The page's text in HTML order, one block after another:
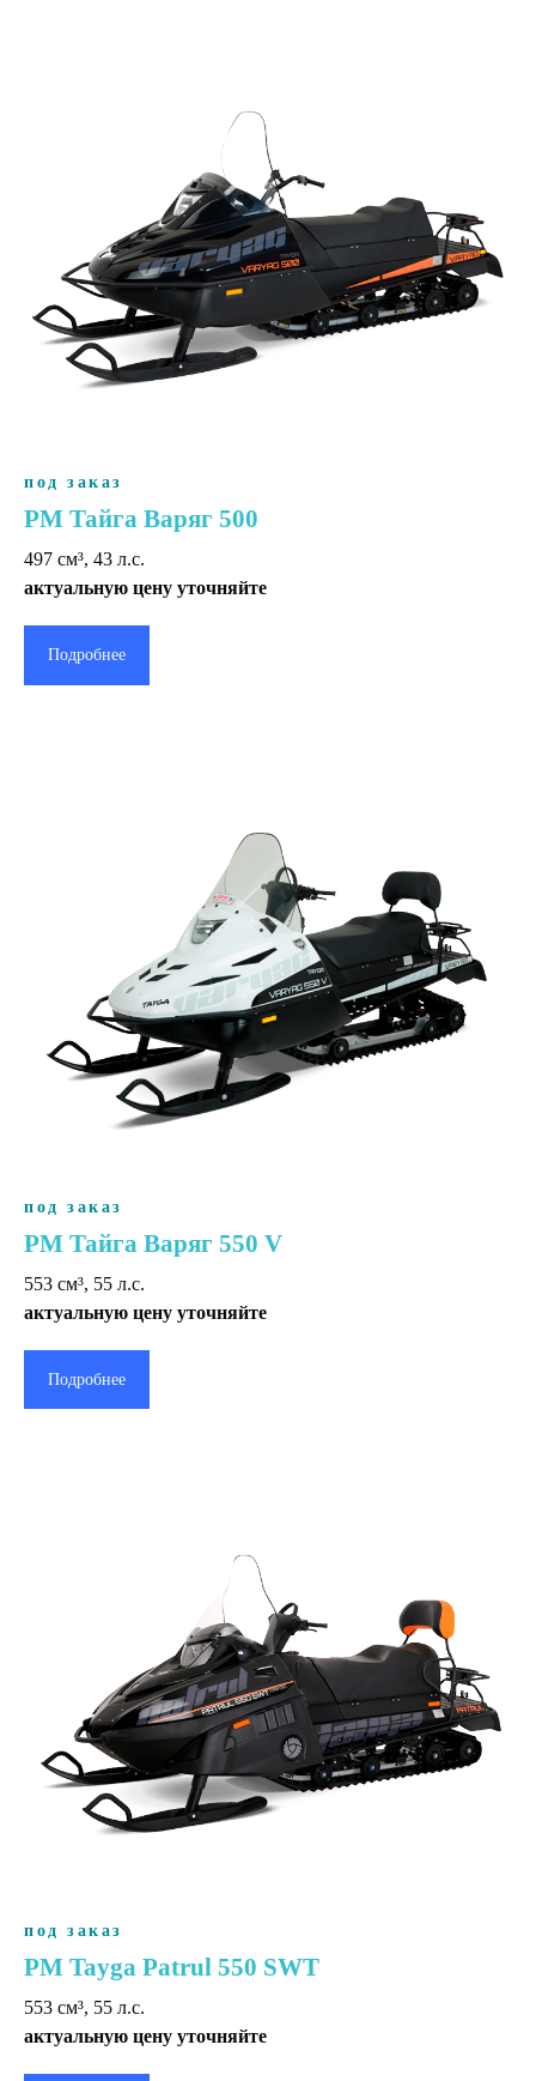
под заказ
РМ Тайга Варяг 500
497 cм³, 43 л.с.
актуальную цену уточняйте
Подробнее
под заказ
РМ Тайга Варяг 550 V
553 cм³, 55 л.с.
актуальную цену уточняйте
Подробнее
под заказ
РМ Tayga Patrul 550 SWT
553 cм³, 55 л.с.
актуальную цену уточняйте